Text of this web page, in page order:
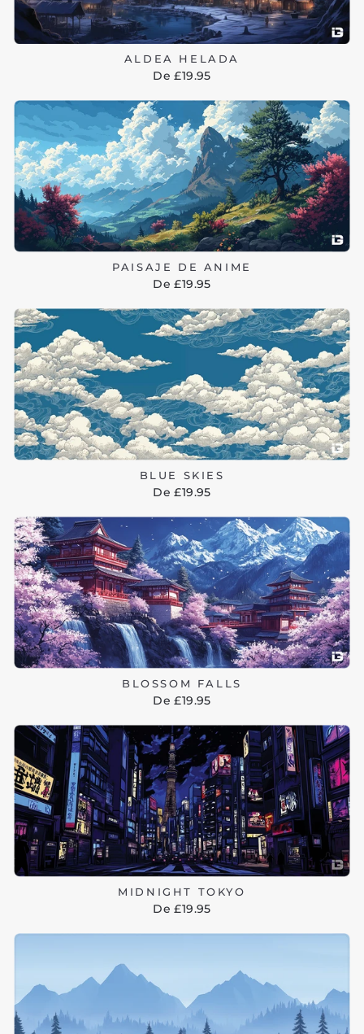
ALDEA HELADA
De £19.95
PAISAJE DE ANIME
De £19.95
BLUE SKIES
De £19.95
BLOSSOM FALLS
De £19.95
MIDNIGHT TOKYO
De £19.95